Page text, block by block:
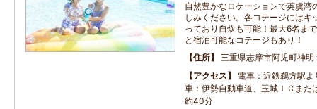
自然豊かなロケーションで英虞湾
しみください。各コテージにはキ
っており自炊も可能！最大6名ま
と宿泊可能なコテージもあり！
住所
三重県志摩市阿児町神
アクセス
電車：近鉄鵜方駅
車：伊勢自動車道、玉城ＩＣまた
約40分